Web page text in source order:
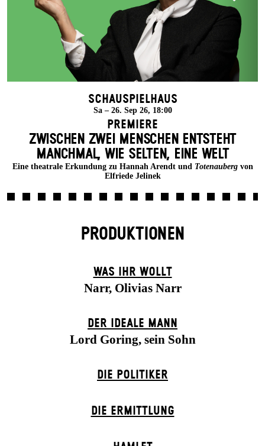
Schauspielhaus
Sa – 26. Sep 26, 18:00
Premiere
ZWISCHEN ZWEI MENSCHEN ENT­STEHT
MANCH­MAL, WIE SELTEN, EINE WELT
Eine theatrale Erkundung zu Hannah Arendt und Totenaubergvon
Elfriede Jelinek
PRODUKTIONEN
WAS IHR WOLLT
Narr, Olivias Narr
DER IDEALE MANN
Lord Goring, sein Sohn
DIE POLITIKER
DIE ERMITTLUNG